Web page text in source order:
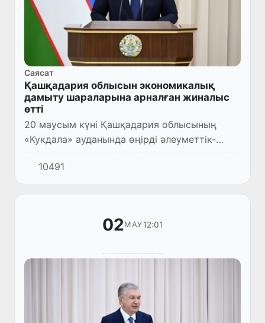
Саясат
Қашқадария облысын экономикалық
дамыту шараларына арналған жиналыс
өтті
20 маусым күні Қашқадария облысының
«Кукдала» ауданында өңірді әлеуметтік-
экономикалық дамыту шараларына арналған
жиналыс өтті.
10491
02МАУ12:01